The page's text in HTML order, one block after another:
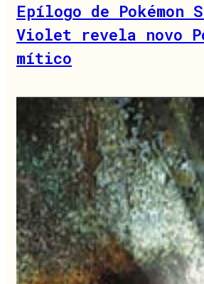
Epílogo de Pokémon
Violet revela novo
mítico